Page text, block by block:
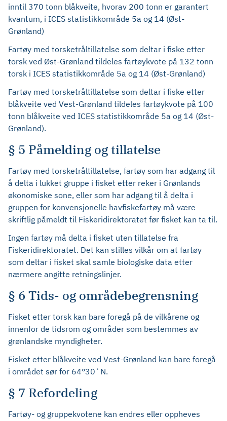
inntil 370 tonn blåkveite, hvorav 200 tonn er garantert
kvantum, i ICES statistikkområde 5a og 14 (Øst-
Grønland)
Fartøy med torsketråltillatelse som deltar i fiske etter
torsk ved Øst-Grønland tildeles fartøykvote på 132 tonn
torsk i ICES statistikkområde 5a og 14 (Øst-Grønland)
Fartøy med torsketråltillatelse som deltar i fiske etter
blåkveite ved Vest-Grønland tildeles fartøykvote på 100
tonn blåkveite ved ICES statistikkområde 5a og 14 (Øst-
Grønland).
§ 5 Påmelding og tillatelse
Fartøy med torsketråltillatelse, fartøy som har adgang til
å delta i lukket gruppe i fisket etter reker i Grønlands
økonomiske sone, eller som har adgang til å delta i
gruppen for konvensjonelle havfiskefartøy må være
skriftlig påmeldt til Fiskeridirektoratet før fisket kan ta til.
Ingen fartøy må delta i fisket uten tillatelse fra
Fiskeridirektoratet. Det kan stilles vilkår om at fartøy
som deltar i fisket skal samle biologiske data etter
nærmere angitte retningslinjer.
§ 6 Tids- og områdebegrensning
Fisket etter torsk kan bare foregå på de vilkårene og
innenfor de tidsrom og områder som bestemmes av
grønlandske myndigheter.
Fisket etter blåkveite ved Vest-Grønland kan bare foregå
i området sør for 64°30`N.
§ 7 Refordeling
Fartøy- og gruppekvotene kan endres eller oppheves